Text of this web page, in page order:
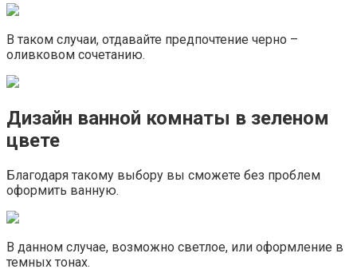
В таком случаи, отдавайте предпочтение черно –
оливковом сочетанию.
Дизайн ванной комнаты в зеленом
цвете
Благодаря такому выбору вы сможете без проблем
оформить ванную.
В данном случае, возможно светлое, или оформление в
темных тонах.